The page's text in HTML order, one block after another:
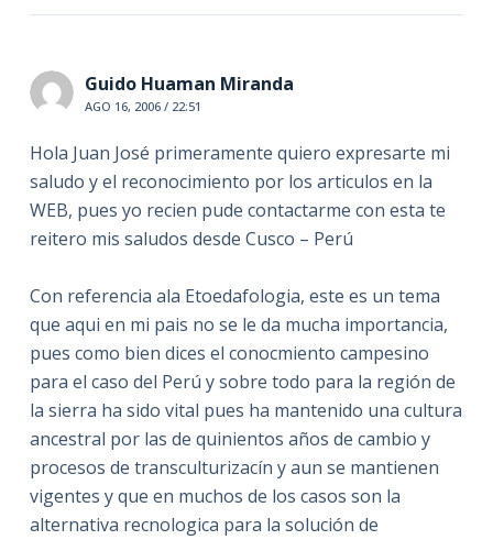
Guido Huaman Miranda
AGO 16, 2006 / 22:51
Hola Juan José primeramente quiero expresarte mi
saludo y el reconocimiento por los articulos en la
WEB, pues yo recien pude contactarme con esta te
reitero mis saludos desde Cusco – Perú
Con referencia ala Etoedafologia, este es un tema
que aqui en mi pais no se le da mucha importancia,
pues como bien dices el conocmiento campesino
para el caso del Perú y sobre todo para la región de
la sierra ha sido vital pues ha mantenido una cultura
ancestral por las de quinientos años de cambio y
procesos de transculturizacín y aun se mantienen
vigentes y que en muchos de los casos son la
alternativa recnologica para la solución de